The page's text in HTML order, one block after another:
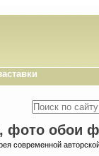
обои
современной